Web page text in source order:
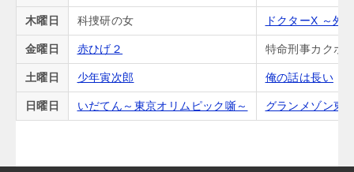
木曜日 科捜研の女 ドクターX ～外
金曜日 赤ひげ２ 特命刑事カクホ
土曜日 少年寅次郎 俺の話は長い
日曜日 いだてん～東京オリムピック噺～ グランメゾン東